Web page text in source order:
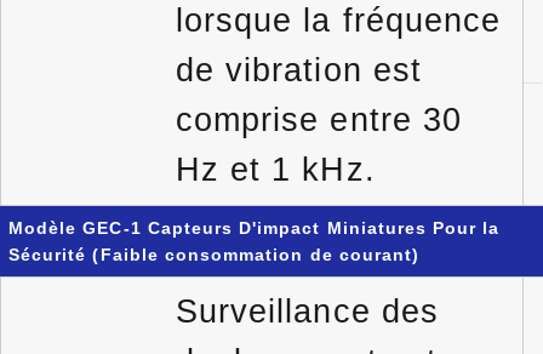
lorsque la fréquence
de vibration est
comprise entre 30
Hz et 1 kHz.
Modèle GEC-1 Capteurs D'impact Miniatures Pour la
Sécurité (Faible consommation de courant)
Surveillance des